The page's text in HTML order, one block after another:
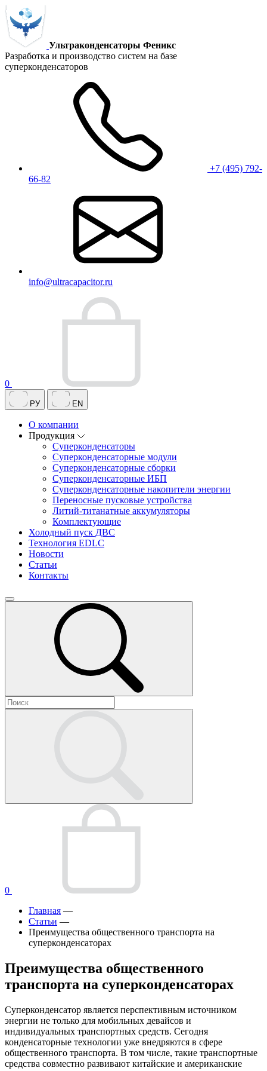
Ультраконденсаторы Феникс
Разработка и производство систем на базе
суперконденсаторов
+7 (495) 792-
66-82
info@ultracapacitor.ru
0
РУ EN
О компании
Продукция
Суперконденсаторы
Суперконденсаторные модули
Суперконденсаторные сборки
Суперконденсаторные ИБП
Суперконденсаторные накопители энергии
Переносные пусковые устройства
Литий-титанатные аккумуляторы
Комплектующие
Холодный пуск ДВС
Технология EDLC
Новости
Статьи
Контакты
0
Главная —
Статьи —
Преимущества общественного транспорта на
суперконденсаторах
Преимущества общественного
транспорта на суперконденсаторах
Суперконденсатор является перспективным источником
энергии не только для мобильных девайсов и
индивидуальных транспортных средств. Сегодня
конденсаторные технологии уже внедряются в сфере
общественного транспорта. В том числе, такие транспортные
средства совместно развивают китайские и американские